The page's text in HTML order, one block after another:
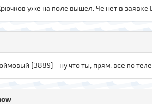
уже на поле вышел. Че нет в заявке
[3889] - ну что ты, прям, всё по